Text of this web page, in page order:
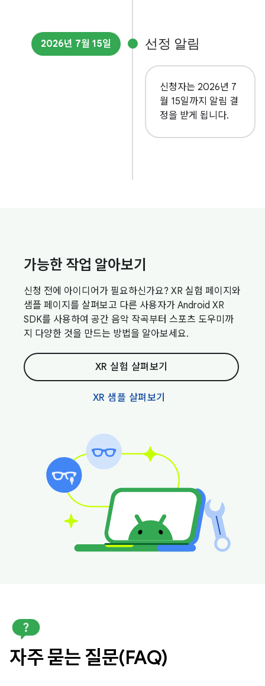
2026년 7월 15일 선정 알림
신청자는 2026년 7
월 15일까지 알림 결
정을 받게 됩니다.
가능한 작업 알아보기
신청 전에 아이디어가 필요하신가요? XR 실험 페이지와
샘플 페이지를 살펴보고 다른 사용자가 Android XR
SDK를 사용하여 공간 음악 작곡부터 스포츠 도우미까
지 다양한 것을 만드는 방법을 알아보세요.
XR 실험 살펴보기
XR 샘플 살펴보기
자주 묻는 질문(FAQ)